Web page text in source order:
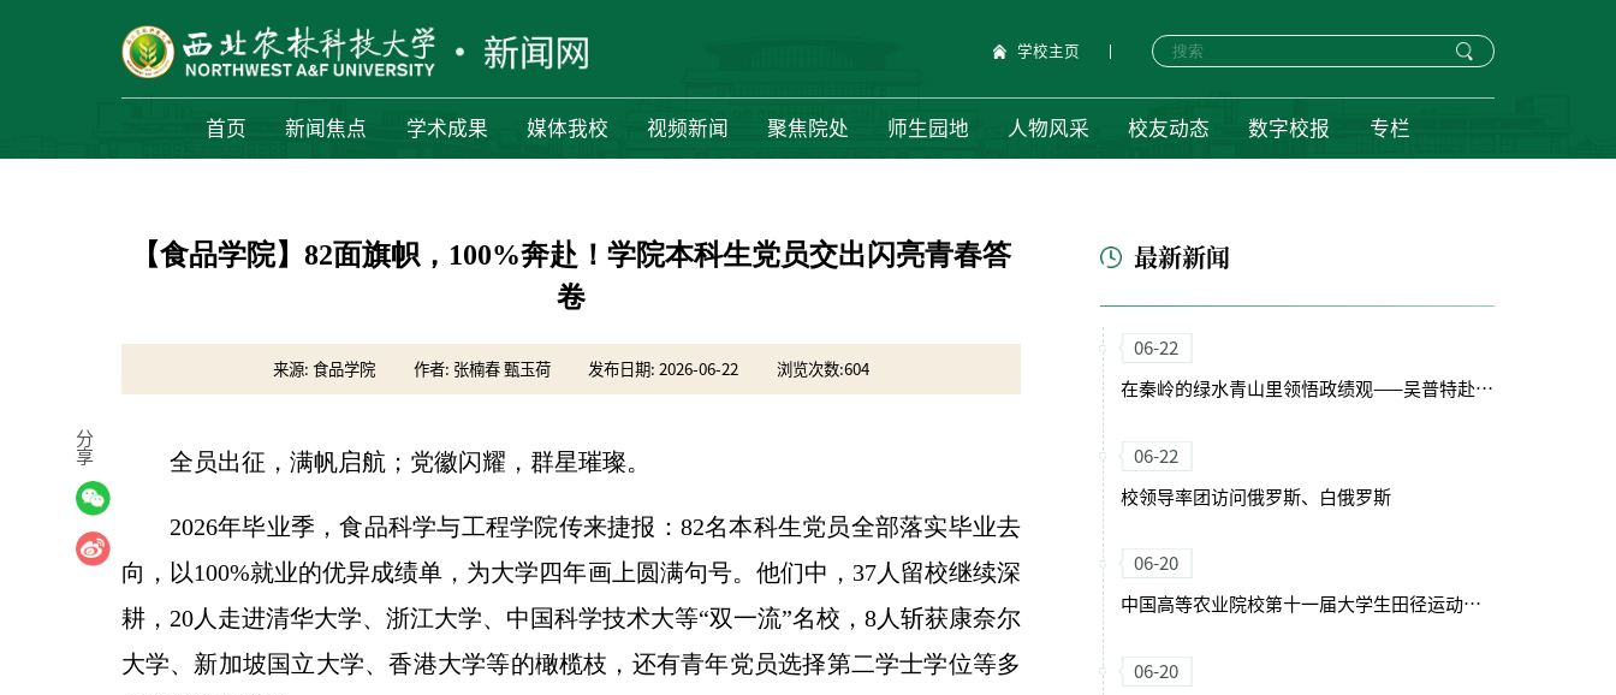
学校主页
首页 新闻焦点 学术成果 媒体我校 视频新闻 聚焦院处 师生园地 人物风采 校友动态 数字校报 专栏
【食品学院】82面旗帜，100%奔赴！学院本科生党员交出闪亮青春答
卷
来源: 食品学院 作者: 张楠春 甄玉荷 发布日期: 2026-06-22 浏览次数:604
全员出征，满帆启航；党徽闪耀，群星璀璨。
2026年毕业季，食品科学与工程学院传来捷报：82名本科生党员全部落实毕业去
向，以100%就业的优异成绩单，为大学四年画上圆满句号。他们中，37人留校继续深
耕，20人走进清华大学、浙江大学、中国科学技术大等“双一流”名校，8人斩获康奈尔
大学、新加坡国立大学、香港大学等的橄榄枝，还有青年党员选择第二学士学位等多
分
享
最新新闻
06-22
在秦岭的绿水青山里领悟政绩观——吴普特赴火地塘试验林场为实习学子讲授山间实景党课侧记
06-22
校领导率团访问俄罗斯、白俄罗斯
06-20
中国高等农业院校第十一届大学生田径运动会在我校开幕
06-20